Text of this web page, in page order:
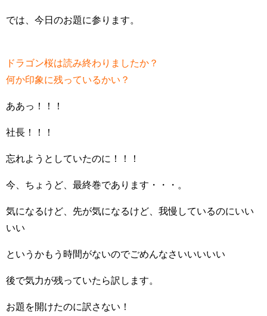
では、今日のお題に参ります。
ドラゴン桜は読み終わりましたか？
何か印象に残っているかい？
ああっ！！！
社長！！！
忘れようとしていたのに！！！
今、ちょうど、最終巻であります・・・。
気になるけど、先が気になるけど、我慢しているのにいい
いい
というかもう時間がないのでごめんなさいいいいい
後で気力が残っていたら訳します。
お題を開けたのに訳さない！